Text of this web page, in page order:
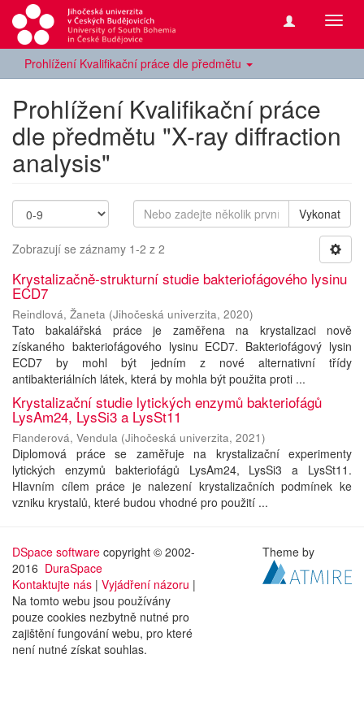
Prohlížení Kvalifikační práce dle předmětu
Prohlížení Kvalifikační práce
dle předmětu "X-ray diffraction
analysis"
Vykonat
Zobrazují se záznamy 1-2 z 2
Krystalizačně-strukturní studie bakteriofágového lysinu
ECD7
Reindlová, Žaneta (Jihočeská univerzita, 2020)
Tato bakalářská práce je zaměřena na krystalizaci nově
získaného bakteriofágového lysinu ECD7. Bakteriofágový lysin
ECD7 by mohl být jedním z nové alternativní třídy
antibakteriálních látek, která by mohla být použita proti ...
Krystalizační studie lytických enzymů bakteriofágů
LysAm24, LysSi3 a LysSt11
Flanderová, Vendula (Jihočeská univerzita, 2021)
Diplomová práce se zaměřuje na krystalizační experimenty
lytických enzymů bakteriofágů LysAm24, LysSi3 a LysSt11.
Hlavním cílem práce je nalezení krystalizačních podmínek ke
vzniku krystalů, které budou vhodné pro použití ...
DSpace software copyright © 2002-
2016 DuraSpace
Kontaktujte nás | Vyjádření názoru |
Na tomto webu jsou používány
pouze cookies nezbytně nutné pro
zajištění fungování webu, pro které
není nutné získat souhlas.
Theme by